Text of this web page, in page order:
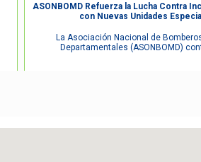
ASONBOMD Refuerza la Lucha Contra
con Nuevas Unidades
La Asociación Nacional de
Departamentales (ASONBOMD)